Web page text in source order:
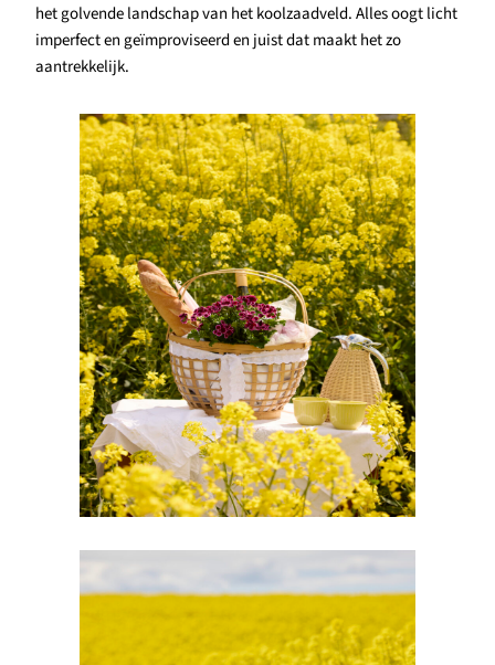
het golvende landschap van het koolzaadveld. Alles oogt licht
imperfect en geïmproviseerd en juist dat maakt het zo
aantrekkelijk.